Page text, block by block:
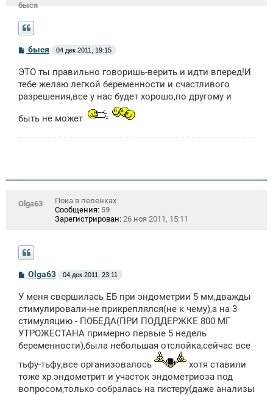
быся
С
б
щ
н
е
быся 04 дек 2011, 19:15
ЭТО ты правильно говоришь-верить и идти вперед!И
тебе желаю легкой беременности и счастливого
разрешения,все у нас будет хорошо,по другому и
быть не может
Olga63
Пока в пеленках
Сообщения: 59
Зарегистрирован: 26 ноя 2011, 15:11
С
о
б
щ
н
и
Olga63 04 дек 2011, 23:11
У меня свершилась ЕБ при эндометрии 5 мм,дважды
стимулировали-не прикреплялся(не к чему),а на 3
стимуляцию - ПОБЕДА(ПРИ ПОДДЕРЖКЕ 800 МГ
УТРОЖЕСТАНА примерно первые 5 недель
беременности),была небольшая отслойка,сейчас все
тьфу-тьфу,все организовалось
хотя ставили
тоже хр.эндометрит и участок эндометриоза под
вопросом,только собралась на гистеру(даже анализы